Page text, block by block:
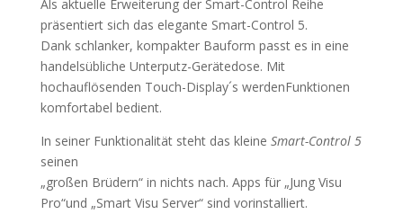
Als aktuelle Erweiterung der Smart-Control Reihe
präsentiert sich das elegante Smart-Control 5.
Dank schlanker, kompakter Bauform passt es in eine
handelsübliche Unterputz-Gerätedose. Mit
hochauflösenden Touch-Display´s werdenFunktionen
komfortabel bedient.
In seiner Funktionalität steht das kleine Smart-Control 5
seinen
„großen Brüdern“ in nichts nach. Apps für „Jung Visu
Pro“und „Smart Visu Server“ sind vorinstalliert.